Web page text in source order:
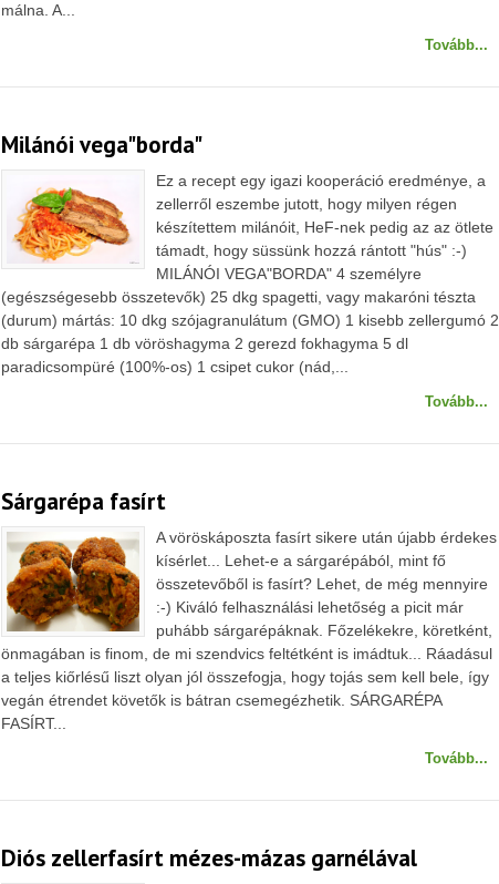
málna. A...
Tovább...
Milánói vega"borda"
Ez a recept egy igazi kooperáció eredménye, a
zellerről eszembe jutott, hogy milyen régen
készítettem milánóit, HeF-nek pedig az az ötlete
támadt, hogy süssünk hozzá rántott "hús" :-)
MILÁNÓI VEGA"BORDA" 4 személyre
(egészségesebb összetevők) 25 dkg spagetti, vagy makaróni tészta
(durum) mártás: 10 dkg szójagranulátum (GMO) 1 kisebb zellergumó 2
db sárgarépa 1 db vöröshagyma 2 gerezd fokhagyma 5 dl
paradicsompüré (100%-os) 1 csipet cukor (nád,...
Tovább...
Sárgarépa fasírt
A vöröskáposzta fasírt sikere után újabb érdekes
kísérlet... Lehet-e a sárgarépából, mint fő
összetevőből is fasírt? Lehet, de még mennyire
:-) Kiváló felhasználási lehetőség a picit már
puhább sárgarépáknak. Főzelékekre, köretként,
önmagában is finom, de mi szendvics feltétként is imádtuk... Ráadásul
a teljes kiőrlésű liszt olyan jól összefogja, hogy tojás sem kell bele, így
vegán étrendet követők is bátran csemegézhetik. SÁRGARÉPA
FASÍRT...
Tovább...
Diós zellerfasírt mézes-mázas garnélával